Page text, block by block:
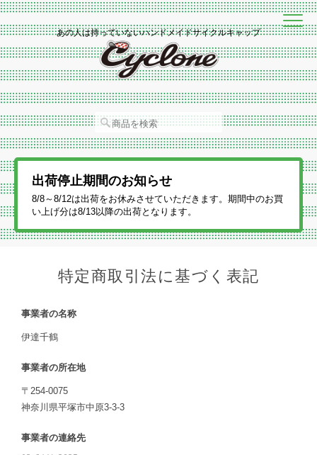
あの人は持っていないハンドメイドサイクルキャップ
出荷停止期間のお知らせ
8/8～8/12は出荷をお休みさせていただきます。期間中のお買
い上げ分は8/13以降の出荷となります。
特定商取引法に基づく表記
事業者の名称
伊達千鶴
事業者の所在地
〒254-0075
神奈川県平塚市中原3-3-3
事業者の連絡先